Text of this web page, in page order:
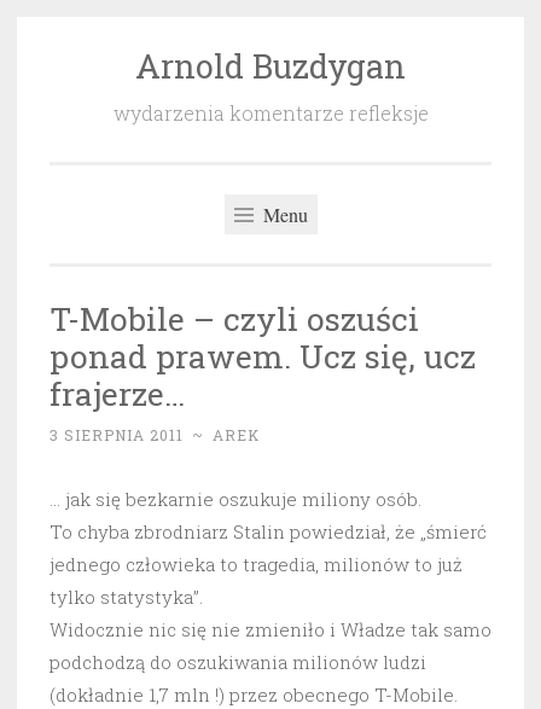
Arnold Buzdygan
wydarzenia komentarze refleksje
Menu
T-Mobile – czyli oszuści
ponad prawem. Ucz się, ucz
frajerze…
3 SIERPNIA 2011 ~ AREK
… jak się bezkarnie oszukuje miliony osób.
To chyba zbrodniarz Stalin powiedział, że „śmierć
jednego człowieka to tragedia, milionów to już
tylko statystyka”.
Widocznie nic się nie zmieniło i Władze tak samo
podchodzą do oszukiwania milionów ludzi
(dokładnie 1,7 mln !) przez obecnego T-Mobile.